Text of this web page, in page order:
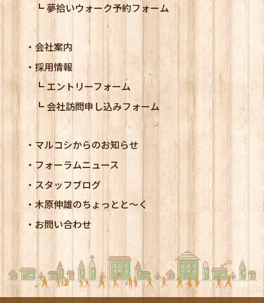
夢拾いウォーク予約フォーム
会社案内
採用情報
エントリーフォーム
会社訪問申し込みフォーム
マルコシからのお知らせ
フォーラムニュース
スタッフブログ
木原伸雄のちょっとと～く
お問い合わせ